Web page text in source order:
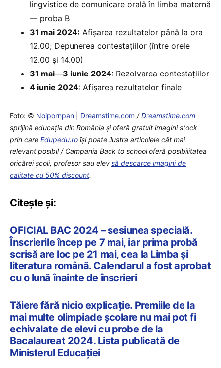
lingvistice de comunicare orală în limba maternă
— proba B
31 mai 2024: Afișarea rezultatelor până la ora
12.00; Depunerea contestațiilor (între orele
12.00 și 14.00)
31 mai—3 iunie 2024: Rezolvarea contestațiilor
4 iunie 2024: Afișarea rezultatelor finale
Foto: © Noipornpan Dreamstime.com /Dreamstime.com
sprijină educaţia din România şi oferă gratuit imagini stock
prin care Edupedu.ro îşi poate ilustra articolele cât mai
relevant posibil / Campania Back to school oferă posibilitatea
oricărei școli, profesor sau elev să descarce imagini de
calitate cu 50% discount.
Citește și:
OFICIAL BAC 2024 – sesiunea specială.
Înscrierile încep pe 7 mai, iar prima probă
scrisă are loc pe 21 mai, cea la Limba și
literatura română. Calendarul a fost aprobat
cu o lună înainte de înscrieri
Tăiere fără nicio explicație. Premiile de la
mai multe olimpiade școlare nu mai pot fi
echivalate de elevi cu probe de la
Bacalaureat 2024. Lista publicată de
Ministerul Educației